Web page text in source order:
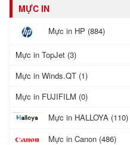
MỰC IN
Mực in HP (884)
Mực in TopJet (3)
Mực in Winds.QT (1)
Mực in FUJIFILM (0)
Mực in HALLOYA (110)
Mực in Canon (486)